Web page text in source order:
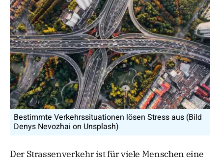
Bestimmte Verkehrssituationen lösen Stress aus (Bild
Denys Nevozhai on Unsplash)
Der Strassenverkehr ist für viele Menschen eine